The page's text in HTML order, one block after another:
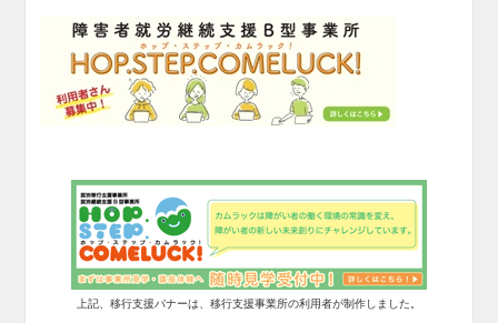
上記、移行支援バナーは、移行支援事業所の利用者が制作しました。